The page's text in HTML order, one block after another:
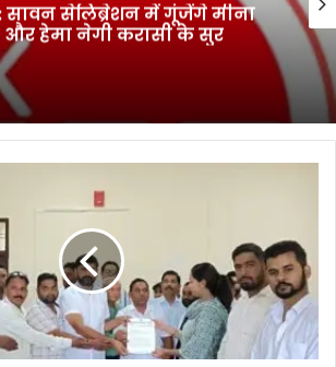
में राहत कार्यों ने पकड़ी रफ्तार,
आवागमन हुआ सुरक्षित